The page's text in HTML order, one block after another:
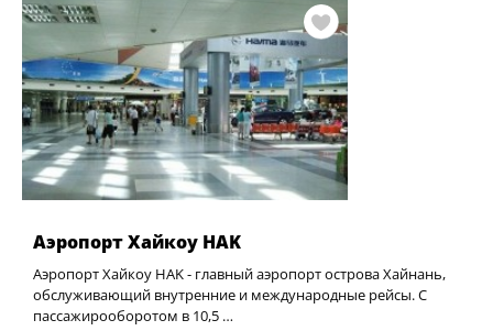
Аэропорт Хайкоу HAK
Аэропорт Хайкоу HAK - главный аэропорт острова Хайнань,
обслуживающий внутренние и международные рейсы. С
пассажирооборотом в 10,5 …